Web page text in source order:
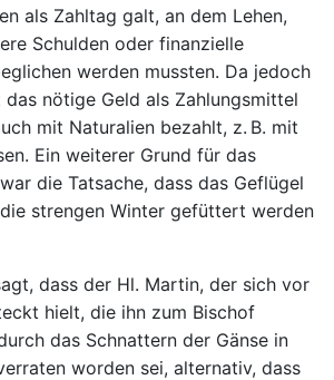
als Zahltag galt, an dem Lehen,
Schulden oder finanzielle
werden mussten. Da jedoch
das nötige Geld als Zahlungsmittel
mit Naturalien bezahlt, z. B. mit
Ein weiterer Grund für das
die Tatsache, dass das Geflügel
strengen Winter gefüttert werden
dass der Hl. Martin, der sich vor
hielt, die ihn zum Bischof
das Schnattern der Gänse in
worden sei, alternativ, dass